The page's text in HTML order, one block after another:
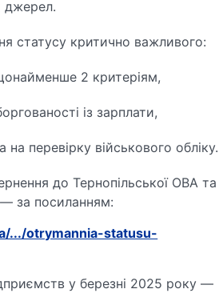
джерел.
статусу критично важливого:
2 критеріям,
із зарплати,
на перевірку військового обліку.
до Тернопільської ОВА та
— за посиланням:
.../otrymannia-statusu-
у березні 2025 року —